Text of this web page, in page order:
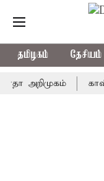
தமிழகம் தேசியம்
காவிரி நீர்